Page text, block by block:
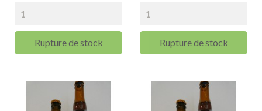
Rupture de stock Rupture de stock